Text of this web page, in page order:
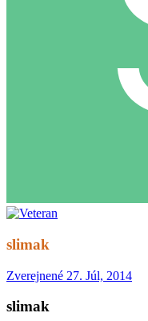
slimak
Zverejnené 27. Júl, 2014
slimak